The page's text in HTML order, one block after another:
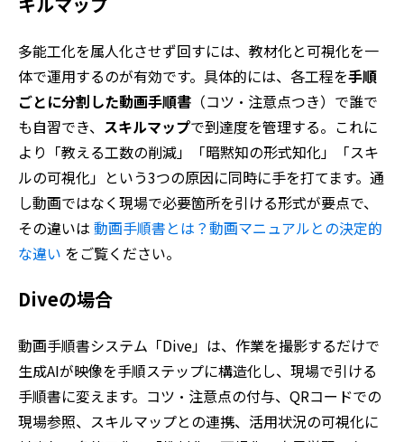
多能工化を属人化させず回すには、教材化と可視化を一
体で運用するのが有効です。具体的には、各工程を手順
ごとに分割した動画手順書 （コツ・注意点つき）で誰で
も自習でき、 スキルマップで到達度を管理する。これに
より「教える工数の削減」「暗黙知の形式知化」「スキ
ルの可視化」という3つの原因に同時に手を打てます。通
し動画ではなく現場で必要箇所を引ける形式が要点で、
その違いは 動画手順書とは？動画マニュアルとの決定的
な違い をご覧ください。
Diveの場合
動画手順書システム「Dive」は、作業を撮影するだけで
生成AIが映像を手順ステップに構造化し、現場で引ける
手順書に変えます。コツ・注意点の付与、QRコードでの
現場参照、スキルマップとの連携、活用状況の可視化に